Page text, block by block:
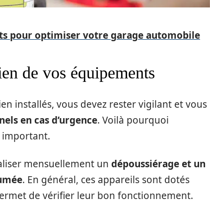
pour optimiser votre garage automobile
de vos équipements
installés, vous devez rester vigilant et vous
en cas d’urgence. Voilà pourquoi
important.
mensuellement un dépoussiérage et un
. En général, ces appareils sont dotés
de vérifier leur bon fonctionnement.